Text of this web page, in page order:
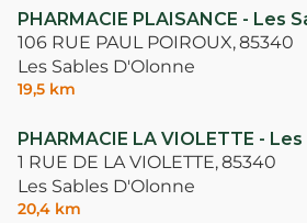
PHARMACIE PLAISANCE - Les
106 RUE PAUL POIROUX,85340
Les Sables D'Olonne
19,5 km
PHARMACIE LA VIOLETTE -
1 RUE DE LA VIOLETTE,85340
Les Sables D'Olonne
20,4 km